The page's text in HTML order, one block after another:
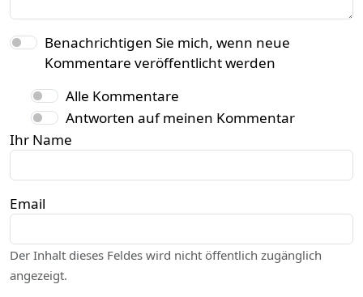
Benachrichtigen Sie mich, wenn neue
Kommentare veröffentlicht werden
Alle Kommentare
Antworten auf meinen Kommentar
Ihr Name
Email
Der Inhalt dieses Feldes wird nicht öffentlich zugänglich
angezeigt.